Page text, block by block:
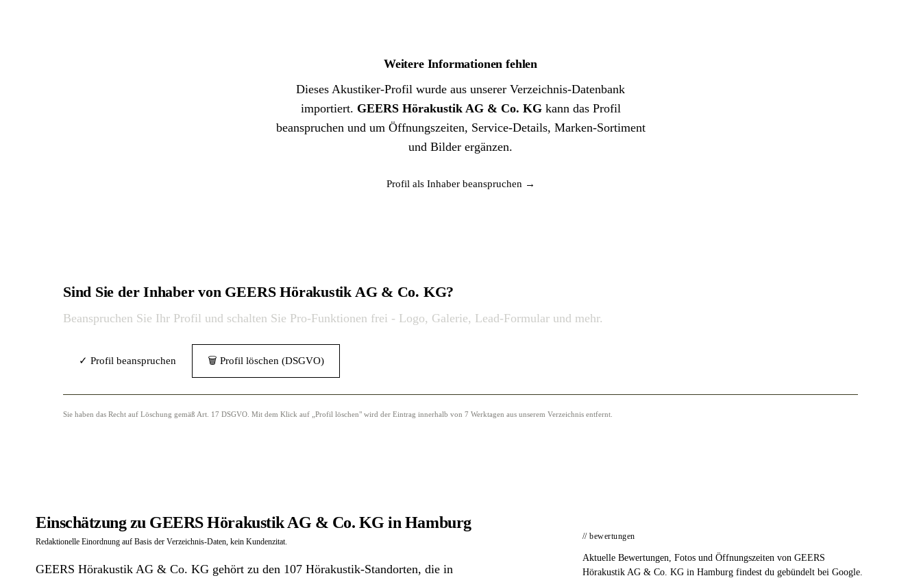
Weitere Informationen fehlen
Dieses Akustiker-Profil wurde aus unserer Verzeichnis-Datenbank
importiert. GEERS Hörakustik AG & Co. KGkann das Profil
beanspruchen und um Öffnungszeiten, Service-Details, Marken-Sortiment
und Bilder ergänzen.
Profil als Inhaber beanspruchen →
Sind Sie der Inhaber von GEERS Hörakustik AG & Co. KG?
Beanspruchen Sie Ihr Profil und schalten Sie Pro-Funktionen frei - Logo, Galerie, Lead-Formular und mehr.
✓ Profil beanspruchen 🗑 Profil löschen (DSGVO)
Sie haben das Recht auf Löschung gemäß Art. 17 DSGVO. Mit dem Klick auf „Profil löschen" wird der Eintrag innerhalb von 7 Werktagen aus unserem Verzeichnis entfernt.
Einschätzung zu GEERS Hörakustik AG & Co. KG in Hamburg
Redaktionelle Einordnung auf Basis der Verzeichnis-Daten, kein Kundenzitat.
GEERS Hörakustik AG & Co. KG gehört zu den 107 Hörakustik-Standorten, die in
// bewertungen
Aktuelle Bewertungen, Fotos und Öffnungszeiten von GEERS
Hörakustik AG & Co. KG in Hamburg findest du gebündelt bei Google.